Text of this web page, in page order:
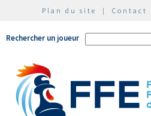
Plan du site | Contact
Rechercher un joueur